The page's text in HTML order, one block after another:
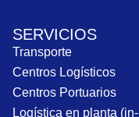
SERVICIOS
Transporte
Centros Logísticos
Centros Portuarios
Logística en planta (in-